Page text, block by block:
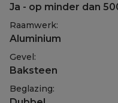
Ja - op minder dan
Raamwerk:
Aluminium
Gevel:
Baksteen
Beglazing: